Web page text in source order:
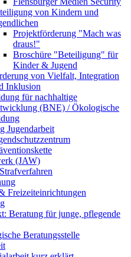
von Kindern und
Projektförderung "Mach was
draus!"
Broschüre "Beteiligung" für
Kinder & Jugend
von Vielfalt, Integration
Inklusion
für nachhaltige
(BNE) / Ökologische
Jugendarbeit
(JAW)
Freizeiteinrichtungen
Beratung für junge, pflegende
Beratungsstelle